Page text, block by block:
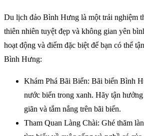
Du lịch đảo Bình Hưng là một trải nghiệm
thiên nhiên tuyệt đẹp và không gian yên
hoạt động và điểm đặc biệt để bạn có thể
Bình Hưng:
Khám Phá Bãi Biển: Bãi biển Bình
nước biển trong xanh. Hãy tận
giãn và tắm nắng trên bãi biển.
Tham Quan Làng Chài: Ghé thăm